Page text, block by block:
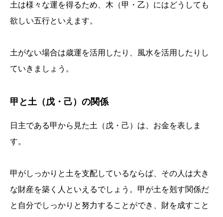
土は様々な運を得るため、木（甲・乙）にはどうしても
欲しい五行といえます。
土がない場合は歳運を活用したり、風水を活用したりし
ていきましょう。
甲と土（戊・己）の関係
日主である甲から見た土（戊・己）は、お金を表しま
す。
甲がしっかりと土を支配しているならば、その人は大き
な財産を築く人といえるでしょう。甲が土を剋す関係だ
と自分でしっかりと努力することができ、財を成すこと